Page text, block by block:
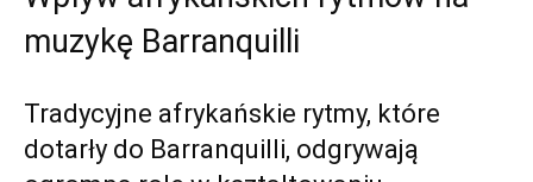
muzykę Barranquilli
Tradycyjne afrykańskie rytmy, ‌które
dotarły ⁣do Barranquilli, odgrywają